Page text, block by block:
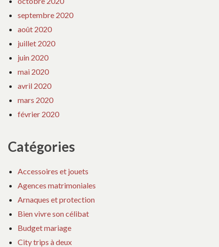
septembre 2020
août 2020
juillet 2020
juin 2020
mai 2020
avril 2020
mars 2020
février 2020
Catégories
Accessoires et jouets
Agences matrimoniales
Arnaques et protection
Bien vivre son célibat
Budget mariage
City trips à deux